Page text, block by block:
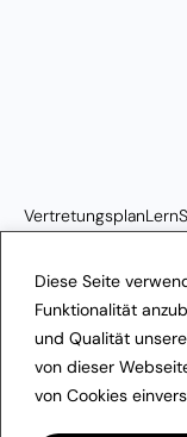
Diese Seite
Funktionalität
und Qualität
von dieser
von Cookies
Vertretungsplan